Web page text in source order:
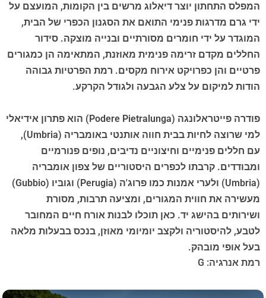
המפלס התחתון יוצר דיאלוג מרשים בין הקומות, המועצם על
ידי גרם מדרגות פנימי התואם את הסגנון הכפרי של הבית,
המוגדר על ידי חומרים מסורתיים ובנייה מוצקה. סידור
החללים מקדם זרימה פנימית מאוזנת, המתאימה הן כמגורים
פרטיים והן כפרויקט אירוח מקסים. רמת הפרטיות גבוהה
הודות למיקום על צלע הגבעה ולגודל הקרקע.
פודרה פייטראלונגה (Podere Pietralunga) הוא פתרון אידיאלי
למי שרוצה לחיות בבית חווה אותנטי באומבריה (Umbria),
עם חללים פנימיים וחיצוניים נדיבים, נופים פנורמיים
ומבודדים. קרבתו לכפרים היסטוריים של צפון אומבריה
(Umbria) ולערי אמנות כמו פרוג'ה (Perugia) וגובּיו (Gubbio)
מעשירה את חווית המגורים, ומציעה תרבות, מסורת
ושירותים בהישג יד. כאן תוכלו לבנות אורח חיים המחובר
לטבע, להיסטוריה ולקצב יומיומי מאוזן, בנכס בבעלות מלאה
בעל אופי מובהק.
רמת אנרגיה: G